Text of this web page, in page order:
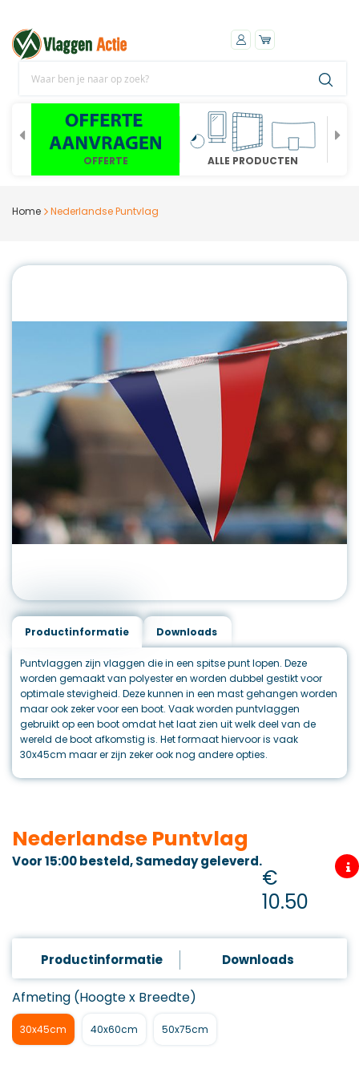
OFFERTE ALLE PRODUCTEN
Home Nederlandse Puntvlag
Productinformatie Downloads
Puntvlaggen zijn vlaggen die in een spitse punt lopen. Deze
worden gemaakt van polyester en worden dubbel gestikt voor
optimale stevigheid. Deze kunnen in een mast gehangen worden
maar ook zeker voor een boot. Vaak worden puntvlaggen
gebruikt op een boot omdat het laat zien uit welk deel van de
wereld de boot afkomstig is. Het formaat hiervoor is vaak
30x45cm maar er zijn zeker ook nog andere opties.
Nederlandse Puntvlag
Voor 15:00 besteld, Sameday geleverd.
€
10.50
Productinformatie Downloads
Afmeting (Hoogte x Breedte)
30x45cm 40x60cm 50x75cm